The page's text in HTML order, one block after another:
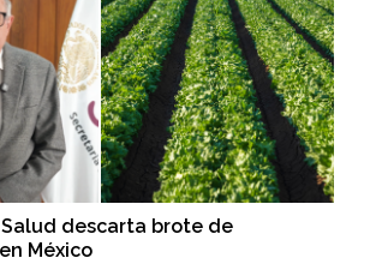
descarta brote de
México